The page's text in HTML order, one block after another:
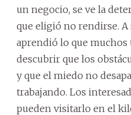
un negocio, se ve la
que eligió no rendirse. A
aprendió lo que muchos
descubrir que los
y que el miedo no
trabajando. Los
pueden visitarlo en el